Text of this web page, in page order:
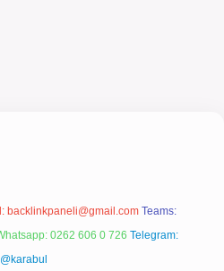
backlinkpaneli@gmail.com Teams:
0262 606 0 726 Telegram:
@karabul